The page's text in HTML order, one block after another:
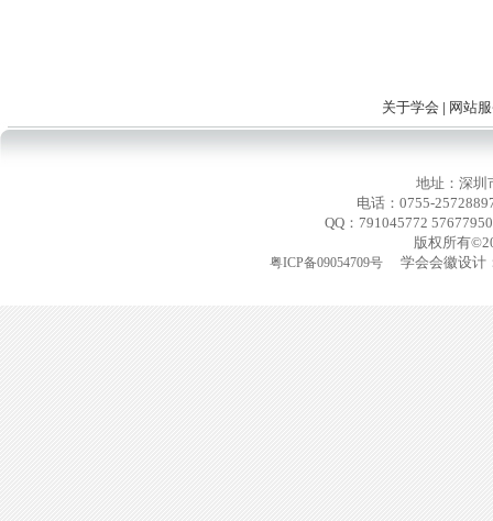
关于学会 | 网站
地址：深圳
电话：0755-
QQ：791045772
版权所有
粤ICP备09054709号学会会徽设计